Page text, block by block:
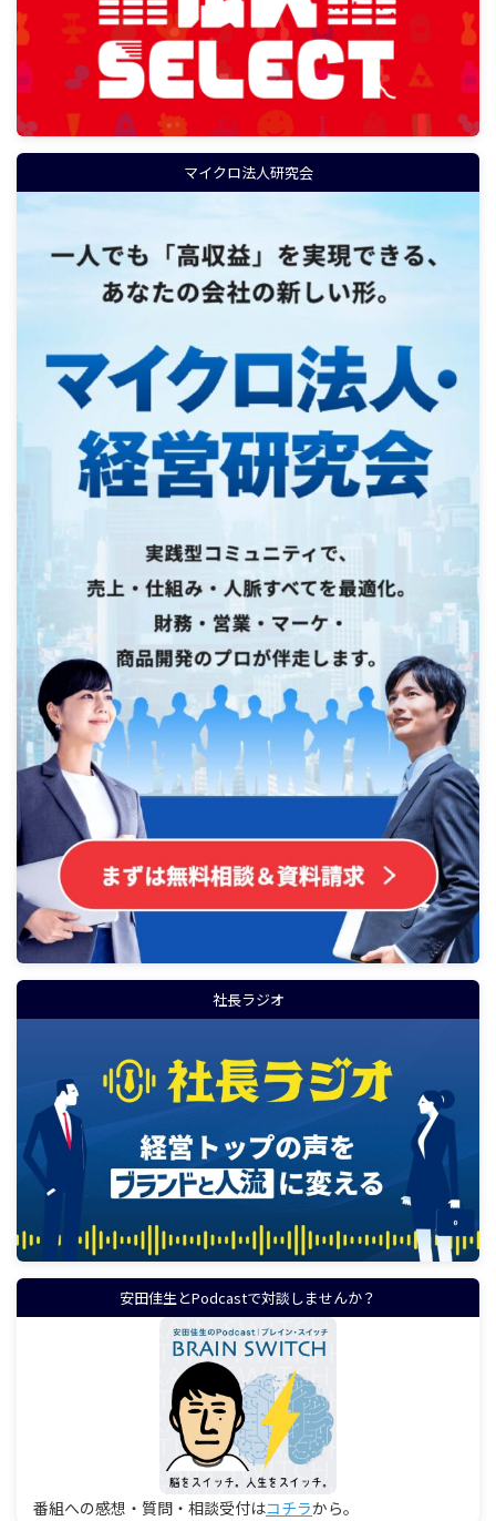
マイクロ法人研究会
社長ラジオ
安田佳生とPodcastで対談しませんか？
番組への感想・質問・相談受付はコチラから。